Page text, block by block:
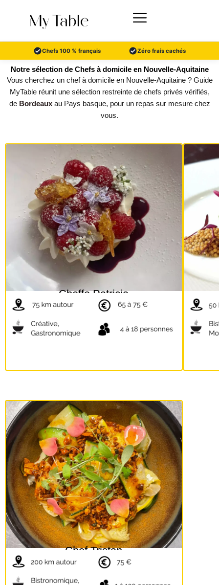
Chefs 100 % français Zéro frais cachés
Notre sélection de Chefs à domicile en Nouvelle-Aquitaine
Vous cherchez un chef à domicile en Nouvelle-Aquitaine ? Guide
MyTable réunit une sélection restreinte de chefs privés vérifiés,
de Bordeauxau Pays basque, pour un repas sur mesure chez
vous.
Cheffe Patricia
Chef Tristan